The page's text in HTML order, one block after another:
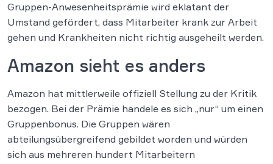
Gruppen-Anwesenheitsprämie wird eklatant der
Umstand gefördert, dass Mitarbeiter krank zur Arbeit
gehen und Krankheiten nicht richtig ausgeheilt werden.
Amazon sieht es anders
Amazon hat mittlerweile offiziell Stellung zu der Kritik
bezogen. Bei der Prämie handele es sich „nur“ um einen
Gruppenbonus. Die Gruppen wären
abteilungsübergreifend gebildet worden und würden
sich aus mehreren hundert Mitarbeitern